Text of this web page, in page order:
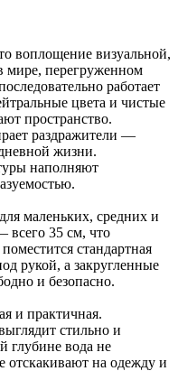
визуальной,
мире, перегруженном
работает
цвета и чистые
пространство.
раздражители —
жизни.
наполняют
маленьких, средних и
всего 35 см, что
стандартная
рукой, а закругленные
и безопасно.
и практичная.
стильно и
глубине вода не
отскакивают на одежду и